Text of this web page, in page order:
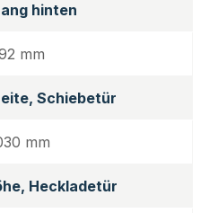
hinten
mm
Schiebetür
mm
Heckladetür